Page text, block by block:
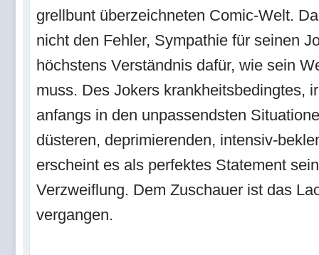
grellbunt überzeichneten Comic-Welt.
nicht den Fehler, Sympathie für seinen
höchstens Verständnis dafür, wie sein
muss. Des Jokers krankheitsbedingtes,
anfangs in den unpassendsten
düsteren, deprimierenden, intensiv-
erscheint es als perfektes Statement
Verzweiflung. Dem Zuschauer ist das
vergangen.